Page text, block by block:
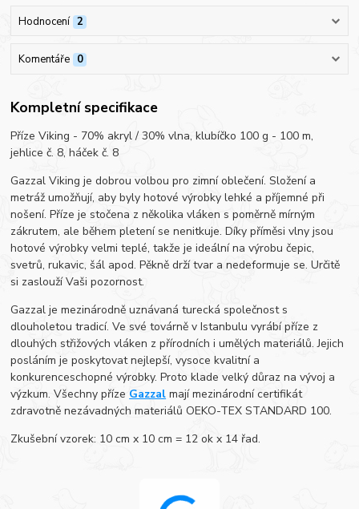
Hodnocení 2
Komentáře 0
Kompletní specifikace
Příze Viking - 70% akryl / 30% vlna, klubíčko 100 g - 100 m,
jehlice č. 8, háček č. 8
Gazzal Viking je dobrou volbou pro zimní oblečení. Složení a
metráž umožňují, aby byly hotové výrobky lehké a příjemné při
nošení. Příze je stočena z několika vláken s poměrně mírným
zákrutem, ale během pletení se nenitkuje. Díky příměsi vlny jsou
hotové výrobky velmi teplé, takže je ideální na výrobu čepic,
svetrů, rukavic, šál apod. Pěkně drží tvar a nedeformuje se. Určitě
si zaslouží Vaši pozornost.
Gazzal je mezinárodně uznávaná turecká společnost s
dlouholetou tradicí. Ve své továrně v Istanbulu vyrábí příze z
dlouhých střižových vláken z přírodních i umělých materiálů. Jejich
posláním je poskytovat nejlepší, vysoce kvalitní a
konkurenceschopné výrobky. Proto klade velký důraz na vývoj a
výzkum. Všechny příze Gazzal mají mezinárodní certifikát
zdravotně nezávadných materiálů OEKO-TEX STANDARD 100.
Zkušební vzorek: 10 cm x 10 cm = 12 ok x 14 řad.